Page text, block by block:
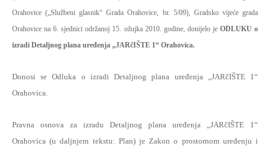
Orahovice („Službeni glasnik“ Grada Orahovice, br. 5/09), Gradsko vijeće grada
Orahovice na 6. sjednici održanoj 15. ožujka 2010. godine, donijelo je ODLUKU o
izradi Detaljnog plana uređenja „JARčIŠTE 1“ Orahovica.
Donosi se Odluka o izradi Detaljnog plana uređenja „JARčIŠTE 1“
Orahovica.
Pravna osnova za izradu Detaljnog plana uređenja „JARčIŠTE 1“
Orahovica (u daljnjem tekstu: Plan) je Zakon o prostornom uređenju i